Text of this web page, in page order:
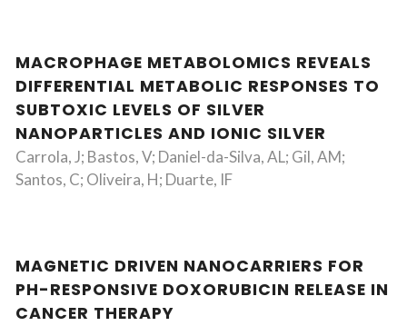
MACROPHAGE METABOLOMICS REVEALS
DIFFERENTIAL METABOLIC RESPONSES TO
SUBTOXIC LEVELS OF SILVER
NANOPARTICLES AND IONIC SILVER
Carrola, J; Bastos, V; Daniel-da-Silva, AL; Gil, AM;
Santos, C; Oliveira, H; Duarte, IF
MAGNETIC DRIVEN NANOCARRIERS FOR
PH-RESPONSIVE DOXORUBICIN RELEASE IN
CANCER THERAPY